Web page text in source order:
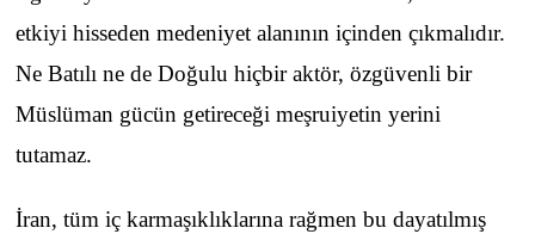
etkiyi hisseden medeniyet alanının içinden çıkmalıdır.
Ne Batılı ne de Doğulu hiçbir aktör, özgüvenli bir
Müslüman gücün getireceği meşruiyetin yerini
tutamaz.
İran, tüm iç karmaşıklıklarına rağmen bu dayatılmış